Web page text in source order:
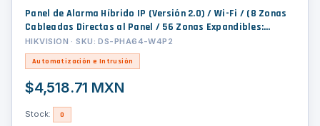
Panel de Alarma Híbrido IP (Versión 2.0) / Wi-Fi / (8 Zonas
Cableadas Directas al Panel / 56 Zonas Expandibles:
Inalámbricas o Cableadas por Medio de Módulos) /
Soporta Integración de Batería de Respaldo
HIKVISION · SKU: DS-PHA64-W4P2
Automatización e Intrusión
$4,518.71 MXN
Stock: 0